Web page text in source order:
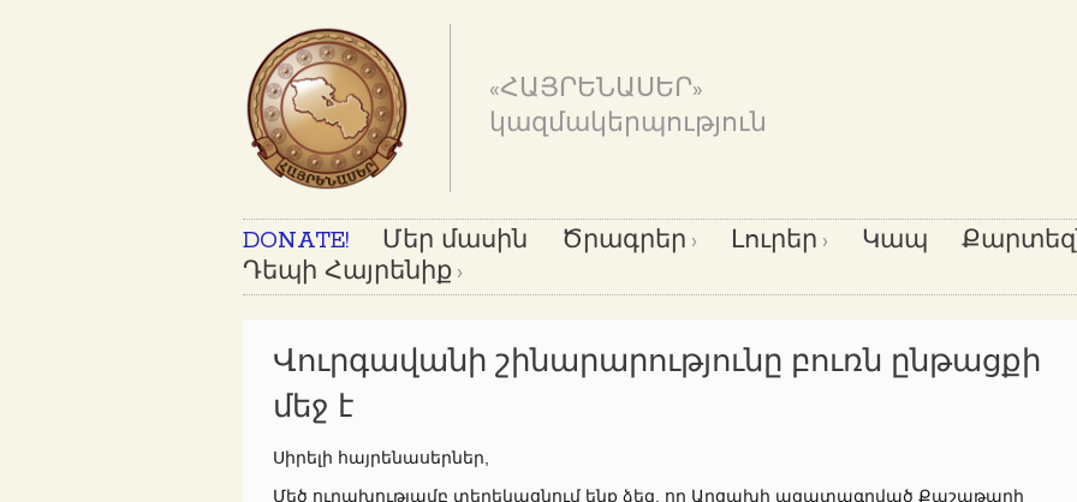
«ՀԱՅՐԵՆԱՍԵՐ»
կազմակերպություն
DONATE! Մեր մասին Ծրագրեր Լուրեր Կապ
Դեպի Հայրենիք
Վուրգավանի շինարարությունը բուռն ընթացքի
մեջ է
Սիրելի հայրենասերներ,
Մեծ ուրախությամբ տեղեկացնում ենք ձեզ, որ Արցախի ազատագրված Քաշաթաղի